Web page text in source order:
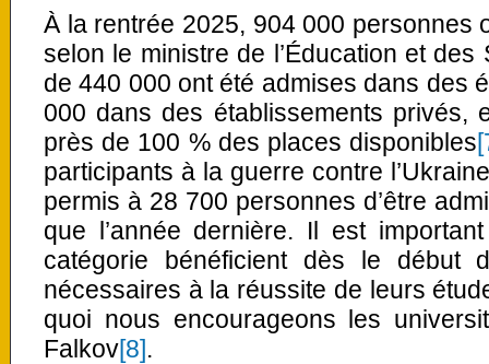
À la rentrée 2025, 904 000 personnes
selon le ministre de l’Éducation et
de 440 000 ont été admises dans des
000 dans des établissements privés,
près de 100 % des places disponibles
participants à la guerre contre
permis à 28 700 personnes d’être
que l’année dernière. Il est
catégorie bénéficient dès le début
nécessaires à la réussite de leurs
quoi nous encourageons les
Falkov[8].